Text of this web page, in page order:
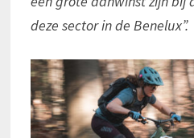
deze sector in de Benelux”.